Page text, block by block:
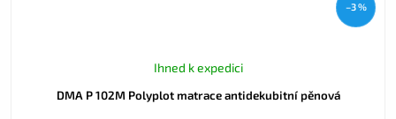
–3 %
DMA P 102M Polyplot matrace antidekubitní pěnová
Ihned k expedici